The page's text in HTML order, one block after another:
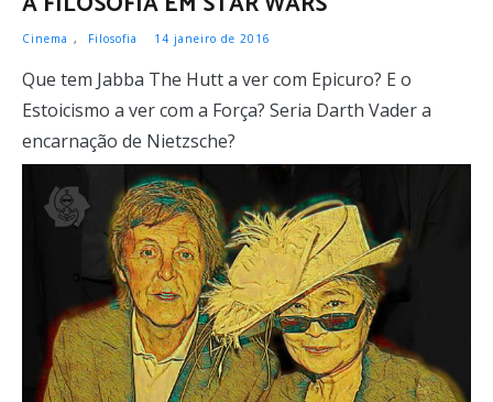
Cinema , Filosofia 14 janeiro de 2016
Que tem Jabba The Hutt a ver com Epicuro? E o
Estoicismo a ver com a Força? Seria Darth Vader a
encarnação de Nietzsche?
LER MAIS